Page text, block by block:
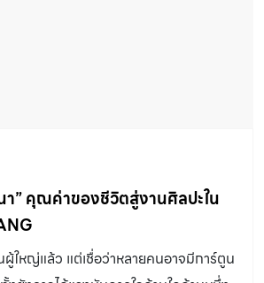
งานของศิลปินระดับโลกผู้นี้มากยิ่งขึ้น
” คุณค่าของชีวิตสู่งานศิลปะใน
นผู้ใหญ่แล้ว แต่เชื่อว่าหลายคนอาจมีการ์ตูน